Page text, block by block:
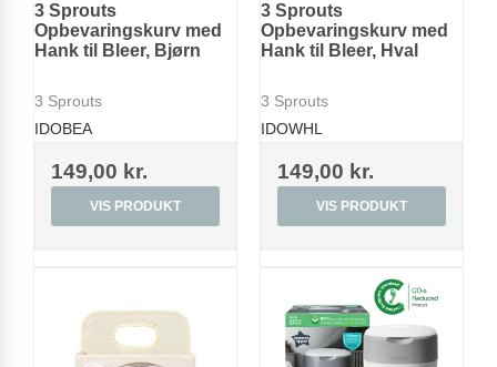
3 Sprouts
Opbevaringskurv med
Hank til Bleer, Bjørn
3 Sprouts
IDOBEA
149,00 kr.
VIS PRODUKT
3 Sprouts
Opbevaringskurv med
Hank til Bleer, Hval
3 Sprouts
IDOWHL
149,00 kr.
VIS PRODUKT